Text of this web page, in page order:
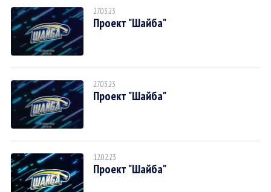
27.03.23
Проект "Шайба"
27.03.23
Проект "Шайба"
12.02.23
Проект "Шайба"